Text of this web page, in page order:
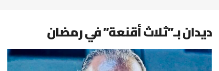
ديدان بـ”ثلاث أقنعة” في رمضان